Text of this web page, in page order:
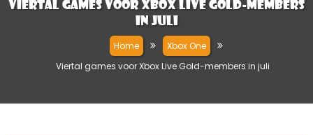
Viertal games voor Xbox Live Gold-members
in juli
Home
Xbox One
Viertal games voor Xbox Live Gold-members in juli